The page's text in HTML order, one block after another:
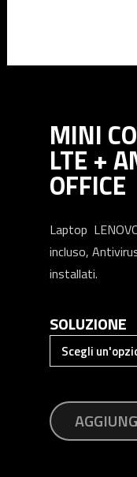
MINI
LTE +
OFFICE
Laptop
incluso,
installati.
SOLUZIONE